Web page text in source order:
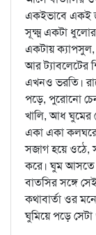
একইভাবে একই
সূক্ষ্ম একটা
একটায়
আর ট্যাবলেটের
এখনও ভরতি।
পড়ে, পুরোনো
খালি, আধ ঘুমের
একা একা
সজাগ হয়ে ওঠে,
করে। ঘুম আসতে
বাতসির সঙ্গে
কথাবার্তা ওর
ঘুমিয়ে পড়ে